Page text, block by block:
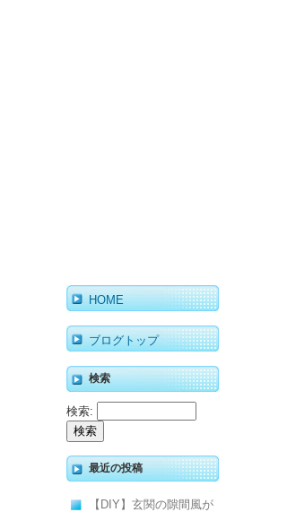
HOME
ブログトップ
検索
検索:
最近の投稿
【DIY】玄関の隙間風が